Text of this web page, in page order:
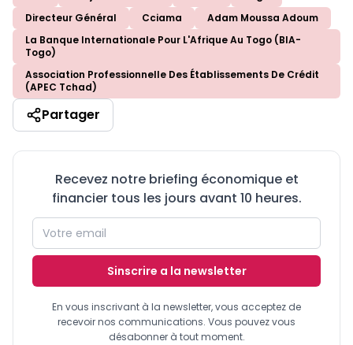
Directeur Général
Cciama
Adam Moussa Adoum
La Banque Internationale Pour L'Afrique Au Togo (BIA-
Togo)
Association Professionnelle Des Établissements De Crédit
(APEC Tchad)
Partager
Recevez notre briefing économique et
financier tous les jours avant 10 heures.
Sinscrire a la newsletter
En vous inscrivant à la newsletter, vous acceptez de
recevoir nos communications. Vous pouvez vous
désabonner à tout moment.